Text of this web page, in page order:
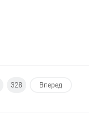
В наличии
328 Вперед